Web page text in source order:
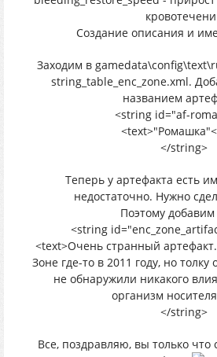
Создание описания и
Заходим в
string_table_enc_zone.xml.
названием
<string id="af-
</string>
Теперь у артефакта есть
недостаточно. Нужно
Поэтому добавим
<string
<text>Очень странный
Зоне где-то в 2011 году, но
не обнаружили никакого
организм
</string>
Все, поздравляю, вы только что